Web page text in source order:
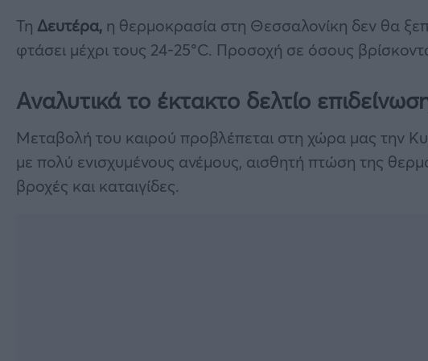
Τη Δευτέρα, η θερμοκρασία στη Θεσσαλονίκη δεν θα
φτάσει μέχρι τους 24-25°C. Προσοχή σε όσους
Αναλυτικά το έκτακτο δελτίο
Μεταβολή του καιρού προβλέπεται στη χώρα μας την
με πολύ ενισχυμένους ανέμους, αισθητή πτώση της
βροχές και καταιγίδες.